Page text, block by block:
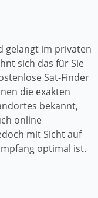
gelangt im privaten
sich das für Sie
Sat-Finder
die exakten
bekannt,
online
mit Sicht auf
optimal ist.